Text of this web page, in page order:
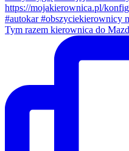
Tym razem kierownica do